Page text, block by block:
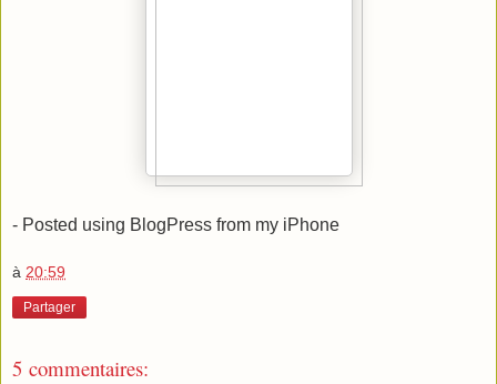
- Posted using BlogPress from my iPhone
à 20:59
Partager
5 commentaires: